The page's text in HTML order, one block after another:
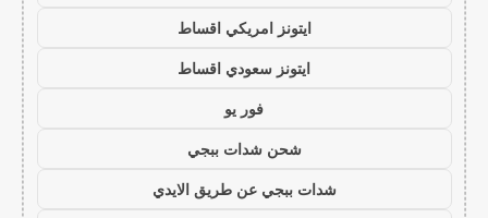
ايتونز امريكي اقساط
ايتونز سعودي اقساط
فور يو
شحن شدات ببجي
شدات ببجي عن طريق الايدي